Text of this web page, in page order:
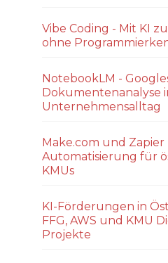
Vibe Coding - Mit KI
ohne
NotebookLM -
Dokumentenanalyse
Unternehmensalltag
Make.com und Zapier
Automatisierung für
KMUs
KI-Förderungen in
FFG, AWS und KMU
Projekte